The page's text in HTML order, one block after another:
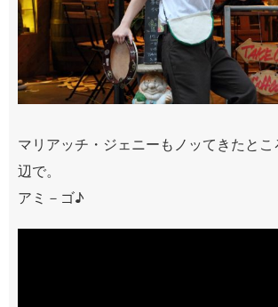
マリアッチ・ジェニーもノッてきたと
辺で。
アミ－ゴ♪